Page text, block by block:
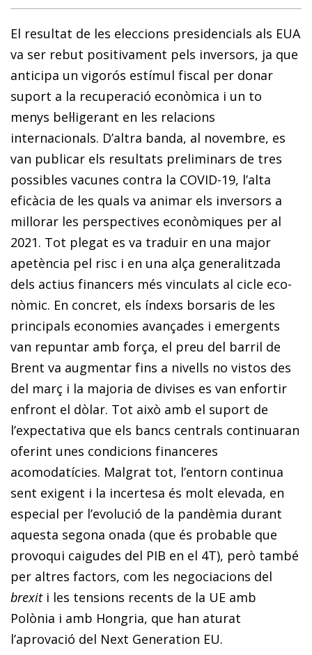
El resultat de les eleccions presidencials als EUA
va ser rebut positivament pels inversors, ja que
anticipa un vigorós estímul fiscal per donar
suport a la recuperació econòmica i un to
menys bel·ligerant en les relacions
internacionals. D’altra banda, al novembre, es
van publicar els resultats preliminars de tres
possibles vacunes contra la COVID-19, l’alta
eficàcia de les quals va animar els inversors a
millorar les perspectives econòmiques per al
2021. Tot plegat es va traduir en una major
apetència pel risc i en una alça generalitzada
dels actius financers més vinculats al cicle eco­­
nòmic. En concret, els índexs borsaris de les
principals economies avançades i emergents
van repuntar amb força, el preu del barril de
Brent va augmentar fins a nivells no vistos des
del març i la majoria de divises es van enfortir
enfront el dòlar. Tot això amb el suport de
l’expectativa que els bancs centrals continuaran
oferint unes condicions financeres
acomodatícies. Malgrat tot, l’entorn continua
sent exigent i la incertesa és molt elevada, en
especial per l’evolució de la pandèmia durant
aquesta segona onada (que és probable que
provoqui caigudes del PIB en el 4T), però també
per altres factors, com les ne­­gociacions del
brexit i les tensions recents de la UE amb
Polònia i amb Hongria, que han aturat
l’aprovació del Next Ge­­neration EU.